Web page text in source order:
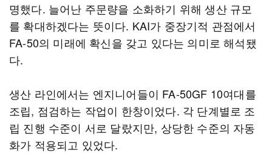
명했다. 늘어난 주문량을 소화하기 위해 생산 규모
를 확대하겠다는 뜻이다. KAI가 중장기적 관점에서
FA-50의 미래에 확신을 갖고 있다는 의미로 해석됐
다.
생산 라인에서는 엔지니어들이 FA-50GF 10여대를
조립, 점검하는 작업이 한창이었다. 각 단계별로 조
립 진행 수준이 서로 달랐지만, 상당한 수준의 자동
화가 적용되고 있었다.